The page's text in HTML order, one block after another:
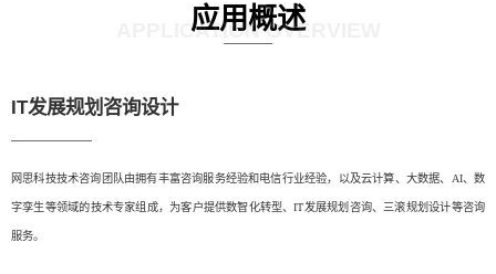
应用概述
APPLICATION OVERVIEW
IT发展规划咨询设计
网思科技技术咨询团队由拥有丰富咨询服务经验和电信行业经验，以及云计算、大数据、AI、数
字孪生等领域的技术专家组成，为客户提供数智化转型、IT发展规划咨询、三滚规划设计等咨询
服务。